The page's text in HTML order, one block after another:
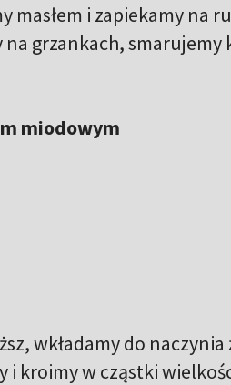
masłem i zapiekamy na
na grzankach,
miodowym
wkładamy do
i kroimy w cząstki